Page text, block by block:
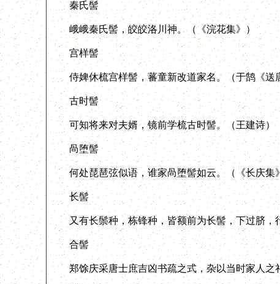
秦氏髻
峨峨秦氏髻，皎皎洛川神。（《浣花集》）
宫样髻
侍婢休梳宫样髻，蕃童新改道家名。（于鹄《送
古时髻
可知将来对夫婿，镜前学梳古时髻。（王建诗）
咼堕髻
何处琵琶弦似语，谁家咼堕髻如云。（《长庆集
长髻
又有长鬃种，栋锋种，皆额前为长髻，下过脐，
合髻
郑馀庆采唐士庶吉凶书疏之式，杂以当时家人之